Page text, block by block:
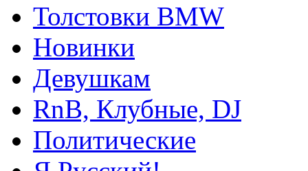
Толстовки BMW
Новинки
Девушкам
RnB, Клубные, DJ
Политические